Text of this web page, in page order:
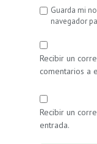
Guarda mi
navegador
Recibir un
comentarios a
Recibir un
entrada.